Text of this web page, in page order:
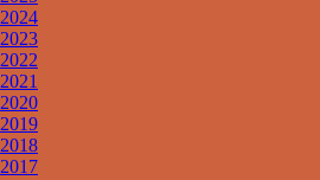
2024
2023
2022
2021
2020
2019
2018
2017